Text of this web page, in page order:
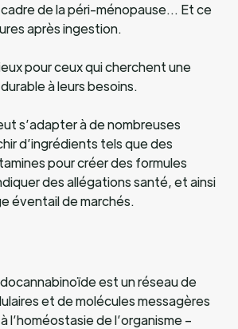
cadre de la péri-ménopause… Et ce
après ingestion.
pour ceux qui cherchent une
à leurs besoins.
s’adapter à de nombreuses
d’ingrédients tels que des
pour créer des formules
des allégations santé, et ainsi
éventail de marchés.
est un réseau de
et de molécules messagères
l’homéostasie de l’organisme –